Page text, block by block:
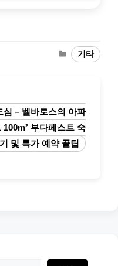
Categories
기타
심 – 벨바로스의 아파
100m² 부다페스트 숙
및 특가 예약 꿀팁